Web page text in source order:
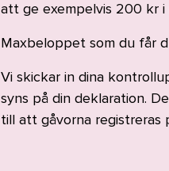
att ge exempelvis 200 kr i
Maxbeloppet som du får
Vi skickar in dina
syns på din deklaration.
till att gåvorna registreras